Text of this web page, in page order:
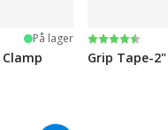
På lager Karakter:
4.5 av 5
Grip Tape-